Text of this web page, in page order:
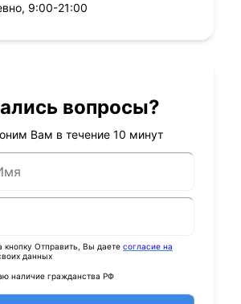
9:00-21:00
вопросы?
Вам в течение 10 минут
кнопку Отправить, Вы даете согласие на
данных
наличие гражданства РФ